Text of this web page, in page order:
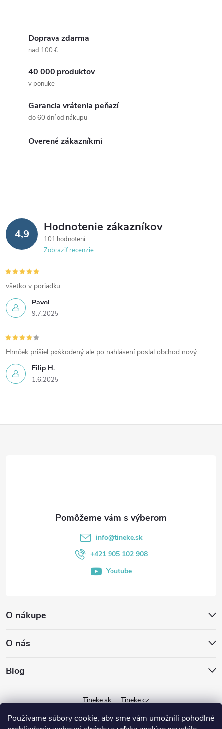
Používame súbory cookie, aby sme vám umožnili pohodlné
p
r
v
y
v
ý
p
i
s
Doprava zdarma
nad 100 €
40 000 produktov
v ponuke
Garancia vrátenia peňazí
do 60 dní od nákupu
Overené zákazníkmi
4,9 Hodnotenie zákazníkov
101 hodnotení
Zobraziť recenzie
Pavol
9.7.2025
všetko v poriadku
Filip H.
1.6.2025
Hrnček prišiel poškodený ale po nahlásení poslal obchod nový
O nákupe
O nás
Blog
info@tineke.sk
+421 905 102 908
Youtube
Tineke.sk Tineke.cz